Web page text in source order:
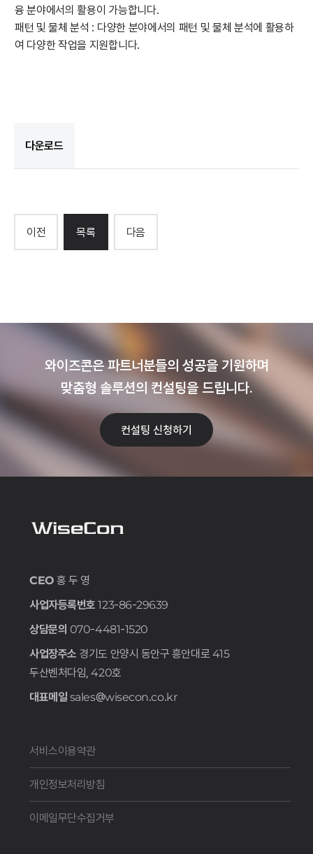
융 분야에서의 활용이 가능합니다.
패턴 및 물체 분석 : 다양한 분야에서의 패턴 및 물체 분석에 활용하
여 다양한 작업을 지원합니다.
다운로드
이전 목록 다음
와이즈콘은 파트너분들의 성공을 기원하며
맞춤형 솔루션의 컨설팅을 드립니다.
컨설팅 신청하기
CEO 홍 두 영
사업자등록번호 123-86-29639
상담문의 070-4481-1520
사업장주소 경기도 안양시 동안구 흥안대로 415
두산벤처다임, 420호
대표메일 sales@wisecon.co.kr
서비스이용약관
개인정보처리방침
이메일무단수집거부